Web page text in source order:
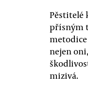
Pěstitelé
přísným
nejen
mizivá.